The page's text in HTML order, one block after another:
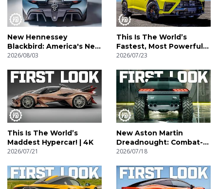
New Hennessey
Blackbird: America's New
Hypercar! | 4K
2026/08/03
This Is The World’s
Fastest, Most Powerful
SUV! | 4K
2026/07/23
This Is The World’s
Maddest Hypercar! | 4K
2026/07/21
New Aston Martin
Dreadnought: Combat-
Ready V12 Supertruck! |
2026/07/18